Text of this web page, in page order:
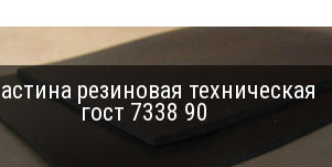
резиновая техническая
гост 7338 90